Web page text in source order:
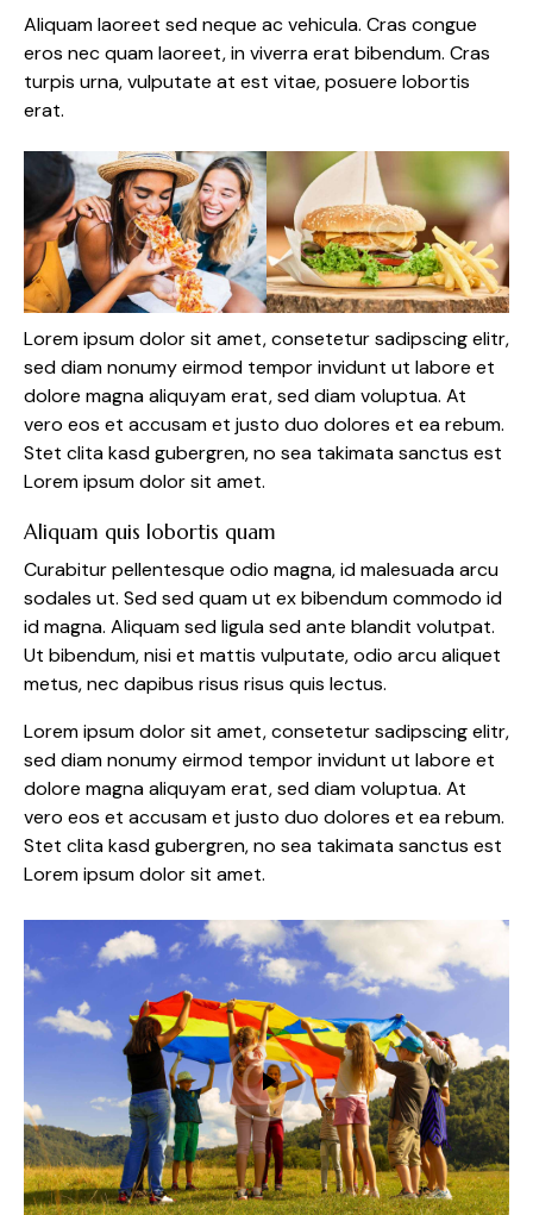
Aliquam laoreet sed neque ac vehicula. Cras congue
eros nec quam laoreet, in viverra erat bibendum. Cras
turpis urna, vulputate at est vitae, posuere lobortis
erat.
Lorem ipsum dolor sit amet, consetetur sadipscing elitr,
sed diam nonumy eirmod tempor invidunt ut labore et
dolore magna aliquyam erat, sed diam voluptua. At
vero eos et accusam et justo duo dolores et ea rebum.
Stet clita kasd gubergren, no sea takimata sanctus est
Lorem ipsum dolor sit amet.
Aliquam quis lobortis quam
Curabitur pellentesque odio magna, id malesuada arcu
sodales ut. Sed sed quam ut ex bibendum commodo id
id magna. Aliquam sed ligula sed ante blandit volutpat.
Ut bibendum, nisi et mattis vulputate, odio arcu aliquet
metus, nec dapibus risus risus quis lectus.
Lorem ipsum dolor sit amet, consetetur sadipscing elitr,
sed diam nonumy eirmod tempor invidunt ut labore et
dolore magna aliquyam erat, sed diam voluptua. At
vero eos et accusam et justo duo dolores et ea rebum.
Stet clita kasd gubergren, no sea takimata sanctus est
Lorem ipsum dolor sit amet.